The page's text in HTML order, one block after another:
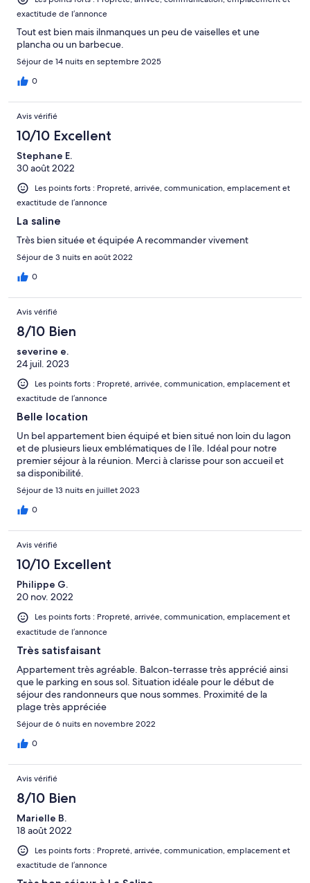
exactitude de l’annonce
Tout est bien mais ilnmanques un peu de vaiselles et une
plancha ou un barbecue.
Séjour de 14 nuits en septembre 2025
0
Avis vérifié
10/10 Excellent
Stephane E.
30 août 2022
Les points forts : Propreté, arrivée, communication, emplacement et
exactitude de l’annonce
La saline
Très bien située et équipée A recommander vivement
Séjour de 3 nuits en août 2022
0
Avis vérifié
8/10 Bien
severine e.
24 juil. 2023
Les points forts : Propreté, arrivée, communication, emplacement et
exactitude de l’annonce
Belle location
Un bel appartement bien équipé et bien situé non loin du lagon
et de plusieurs lieux emblématiques de l île. Idéal pour notre
premier séjour à la réunion. Merci à clarisse pour son accueil et
sa disponibilité.
Séjour de 13 nuits en juillet 2023
0
Avis vérifié
10/10 Excellent
Philippe G.
20 nov. 2022
Les points forts : Propreté, arrivée, communication, emplacement et
exactitude de l’annonce
Très satisfaisant
Appartement très agréable. Balcon-terrasse très apprécié ainsi
que le parking en sous sol. Situation idéale pour le début de
séjour des randonneurs que nous sommes. Proximité de la
plage très appréciée
Séjour de 6 nuits en novembre 2022
0
Avis vérifié
8/10 Bien
Marielle B.
18 août 2022
Les points forts : Propreté, arrivée, communication, emplacement et
exactitude de l’annonce